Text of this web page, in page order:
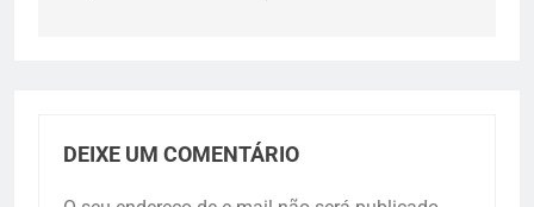
DEIXE UM COMENTÁRIO